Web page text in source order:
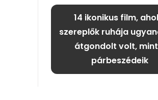
14 ikonikus film,
szereplők ruhája
átgondolt volt,
párbeszédeik